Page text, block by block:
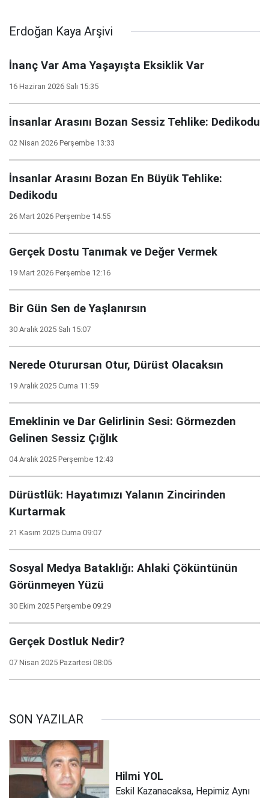
Erdoğan Kaya Arşivi
İnanç Var Ama Yaşayışta Eksiklik Var
16 Haziran 2026 Salı 15:35
İnsanlar Arasını Bozan Sessiz Tehlike: Dedikodu
02 Nisan 2026 Perşembe 13:33
İnsanlar Arasını Bozan En Büyük Tehlike:
Dedikodu
26 Mart 2026 Perşembe 14:55
Gerçek Dostu Tanımak ve Değer Vermek
19 Mart 2026 Perşembe 12:16
Bir Gün Sen de Yaşlanırsın
30 Aralık 2025 Salı 15:07
Nerede Oturursan Otur, Dürüst Olacaksın
19 Aralık 2025 Cuma 11:59
Emeklinin ve Dar Gelirlinin Sesi: Görmezden
Gelinen Sessiz Çığlık
04 Aralık 2025 Perşembe 12:43
Dürüstlük: Hayatımızı Yalanın Zincirinden
Kurtarmak
21 Kasım 2025 Cuma 09:07
Sosyal Medya Bataklığı: Ahlaki Çöküntünün
Görünmeyen Yüzü
30 Ekim 2025 Perşembe 09:29
Gerçek Dostluk Nedir?
07 Nisan 2025 Pazartesi 08:05
SON YAZILAR
Hilmi YOL
Eskil Kazanacaksa, Hepimiz Aynı